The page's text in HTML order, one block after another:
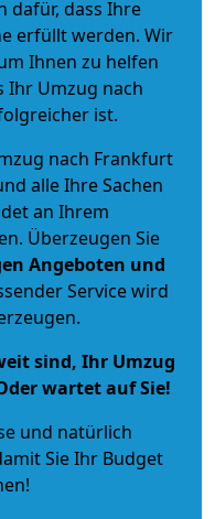
dafür, dass Ihre
erfüllt werden. Wir
Ihnen zu helfen
Ihr Umzug nach
ist.
nach Frankfurt
alle Ihre Sachen
an Ihrem
Überzeugen Sie
Angeboten und
Service wird
sind, Ihr Umzug
wartet auf Sie!
und natürlich
Sie Ihr Budget